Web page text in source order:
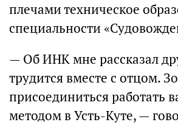
плечами техническое
специальности
— Об ИНК мне рассказал
трудится вместе с отцом.
присоединиться работать
методом в Усть-Куте, —